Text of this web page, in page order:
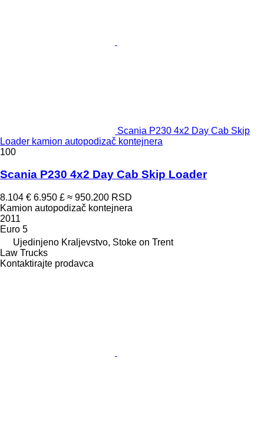
Scania P230 4x2 Day Cab Skip
Loader kamion autopodizač kontejnera
100
Scania P230 4x2 Day Cab Skip Loader
8.104 € 6.950 £ ≈ 950.200 RSD
Kamion autopodizač kontejnera
2011
Euro 5
Ujedinjeno Kraljevstvo, Stoke on Trent
Law Trucks
Kontaktirajte prodavca